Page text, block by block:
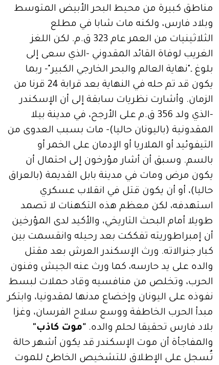
مناطق كبيرة من محيط البحر الأبيض المتوسط
وبلاد فارس، ولكنه مات شابا في مطلع
الثلاثينيات من العمر عام 323 ق.م. لكن اللغز
الغريب لوفاة القائد المقدوني -الذي سعى إلى
بلوغ ـ"نهاية العالم والبحر الخارجي الكبير"- ربما
يكون قد تم حله في النهاية بعد قرابة 24 قرنا من
الزمان. وأشارت نظريات سابقة إلى أن الإسكندر
-الذي ولد 356 ق.م على الأرجح، في مدينة بيلا
المقدونية (باليونان حاليا)- مات بسبب العدوى من
التيفوئيد أو الملاريا أو الإدمان على الخمر أو
بالسم. وسبق أن أشار مؤرخون إلى احتمال أن
يكون مرض ومات في مدينة بابل القديمة (بالعراق
حاليا)، أو أن يكون قتل في انقلاب عسكري
استهدفه، لكن معظم هذه التكهنات لا تصمد
طويلا أمام البحث التاريخي، والأكيد لدى المؤرخين
أن إمبراطوريته تفككت بعد رحيله وانقسمت بين
كبار جنرالاته. ورث الإسكندر العرش بعد مقتل
والده على يد حارسه، كما ورث عنه الجيش وفنون
الحرب، وتخلص من منافسيه وقاد حملات لبسط
نفوذه على اليونان وإخضاع مدنها لمقدونيا، وابتكر
مبدأ الحرب الخاطفة ووسع سلاح الفرسان، وغزا
بلاد فارس تحقيقا لحلم والده. "موت كاذب"
والمفاجأة أن موت الإسكندر قد يكون أشهر حالة
تُسجل على الإطلاق للتشخيص الخاطئ للموت